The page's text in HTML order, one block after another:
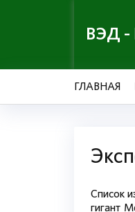
ВЭД -
ГЛАВНАЯ
Список
гигант